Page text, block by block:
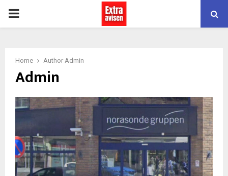
PRIMARY
Home Author Admin
Admin